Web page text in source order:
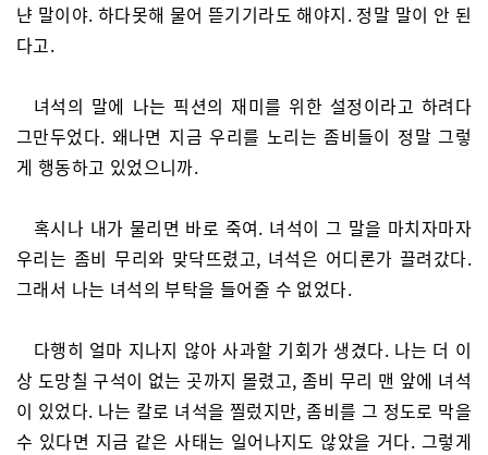
냔 말이야. 하다못해 물어 뜯기기라도 해야지. 정말 말이 안 된
다고.
녀석의 말에 나는 픽션의 재미를 위한 설정이라고 하려다
그만두었다. 왜나면 지금 우리를 노리는 좀비들이 정말 그렇
게 행동하고 있었으니까.
혹시나 내가 물리면 바로 죽여. 녀석이 그 말을 마치자마자
우리는 좀비 무리와 맞닥뜨렸고, 녀석은 어디론가 끌려갔다.
그래서 나는 녀석의 부탁을 들어줄 수 없었다.
다행히 얼마 지나지 않아 사과할 기회가 생겼다. 나는 더 이
상 도망칠 구석이 없는 곳까지 몰렸고, 좀비 무리 맨 앞에 녀석
이 있었다. 나는 칼로 녀석을 찔렀지만, 좀비를 그 정도로 막을
수 있다면 지금 같은 사태는 일어나지도 않았을 거다. 그렇게